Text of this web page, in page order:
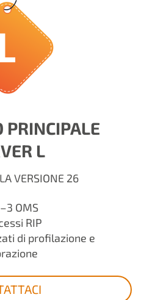
PRINCIPALE
L
VERSIONE 26
OMS
RIP
di profilazione e